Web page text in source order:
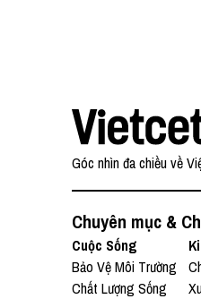
Góc nhìn đa chiều về
Chuyên mục &
Cuộc Sống
Bảo Vệ Môi Trường
Chất Lượng Sống